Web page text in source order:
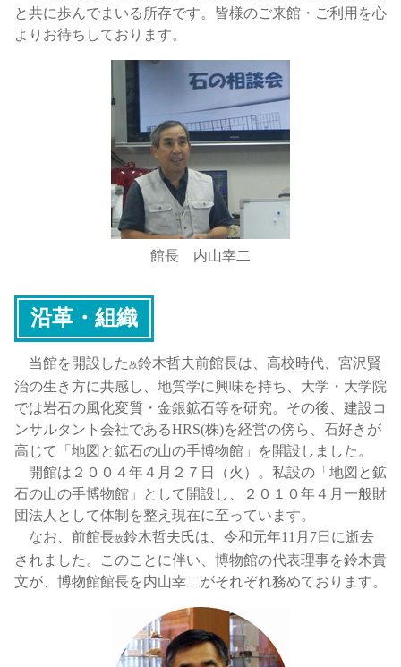
と共に歩んでまいる所存です。皆様のご来館・ご利用を心
よりお待ちしております。
館長 内山幸二
沿革・組織
当館を開設した故鈴木哲夫前館長は、高校時代、宮沢賢
治の生き方に共感し、地質学に興味を持ち、大学・大学院
では岩石の風化変質・金銀鉱石等を研究。その後、建設コ
ンサルタント会社であるHRS(株)を経営の傍ら、石好きが
高じて「地図と鉱石の山の手博物館」を開設しました。
開館は２００４年４月２７日（火）。私設の「地図と鉱
石の山の手博物館」として開設し、２０１０年４月一般財
団法人として体制を整え現在に至っています。
なお、前館長故鈴木哲夫氏は、令和元年11月7日に逝去
されました。このことに伴い、博物館の代表理事を鈴木貴
文が、博物館館長を内山幸二がそれぞれ務めております。